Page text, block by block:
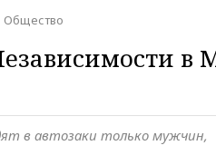
Общество
в
в автозаки только мужчин,